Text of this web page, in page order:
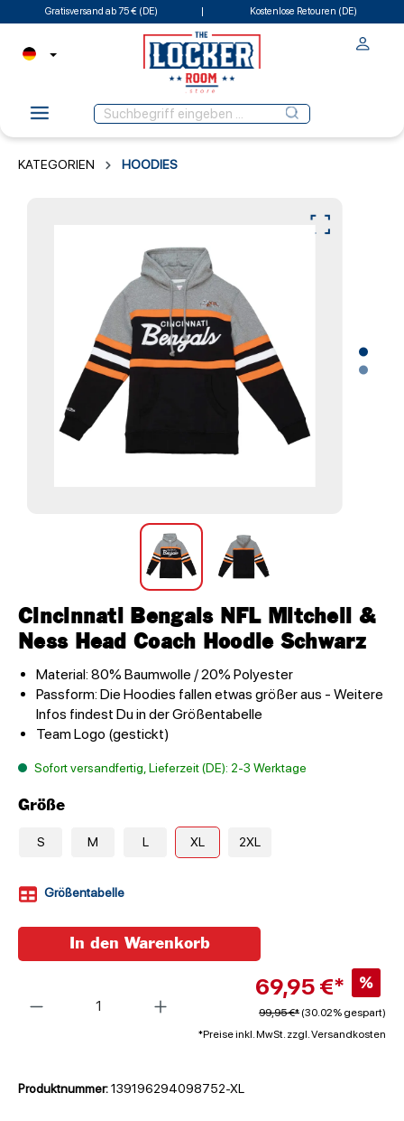
Gratisversand ab 75 € (DE) Kostenlose Retouren (DE)
KATEGORIEN HOODIES
Cincinnati Bengals NFL Mitchell &
Ness Head Coach Hoodie Schwarz
Material: 80% Baumwolle / 20% Polyester
Passform: Die Hoodies fallen etwas größer aus - Weitere
Infos findest Du in der Größentabelle
Team Logo (gestickt)
Sofort versandfertig, Lieferzeit (DE): 2-3 Werktage
Größe
S M L XL 2XL
Größentabelle
69,95 €* %
99,95 €* (30.02% gespart)
*Preise inkl. MwSt. zzgl. Versandkosten
In den Warenkorb
Produktnummer:139196294098752-XL